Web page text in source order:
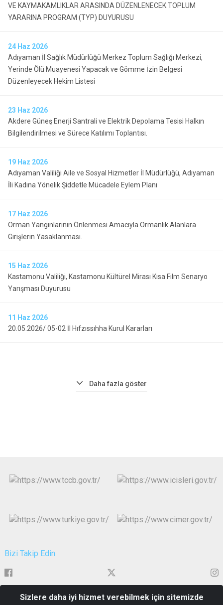
VE KAYMAKAMLIKLAR ARASINDA DÜZENLENECEK TOPLUM
YARARINA PROGRAM (TYP) DUYURUSU
24 Haz 2026
Adıyaman İl Sağlık Müdürlüğü Merkez Toplum Sağlığı Merkezi,
Yerinde Ölü Muayenesi Yapacak ve Gömme İzin Belgesi
Düzenleyecek Hekim Listesi
23 Haz 2026
Akdere Güneş Enerji Santrali ve Elektrik Depolama Tesisi Halkın
Bilgilendirilmesi ve Sürece Katılımı Toplantısı.
19 Haz 2026
Adıyaman Valiliği Aile ve Sosyal Hizmetler İl Müdürlüğü, Adıyaman
İli Kadına Yönelik Şiddetle Mücadele Eylem Planı
17 Haz 2026
Orman Yangınlarının Önlenmesi Amacıyla Ormanlık Alanlara
Girişlerin Yasaklanması.
15 Haz 2026
Kastamonu Valiliği, Kastamonu Kültürel Mirası Kısa Film Senaryo
Yarışması Duyurusu
11 Haz 2026
20.05.2026/ 05-02 İl Hıfzıssıhha Kurul Kararları
Daha fazla göster
Bizi Takip Edin
Alitaşı Mahallesi Atatürk Bulvarı No.144
Sizlere daha iyi hizmet verebilmek için sitemizde